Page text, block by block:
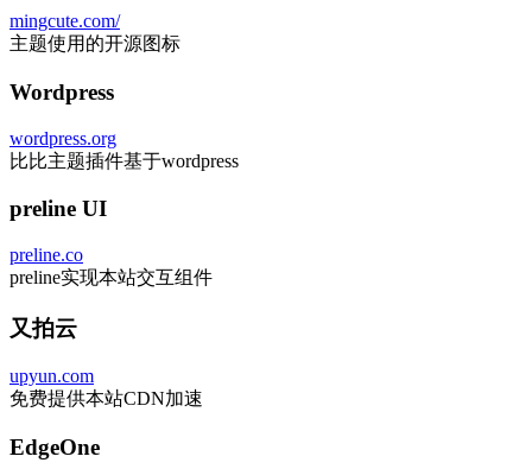
mingcute.com/
主题使用的开源图标
Wordpress
wordpress.org
比比主题插件基于wordpress
preline UI
preline.co
preline实现本站交互组件
又拍云
upyun.com
免费提供本站CDN加速
EdgeOne